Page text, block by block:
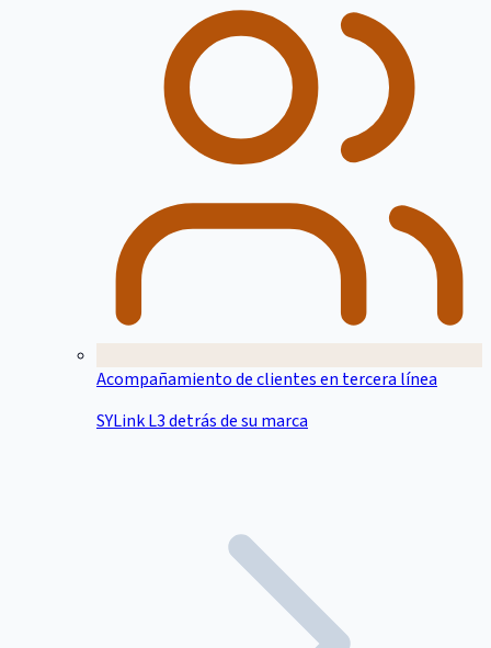
Acompañamiento de clientes en tercera línea
SYLink L3 detrás de su marca